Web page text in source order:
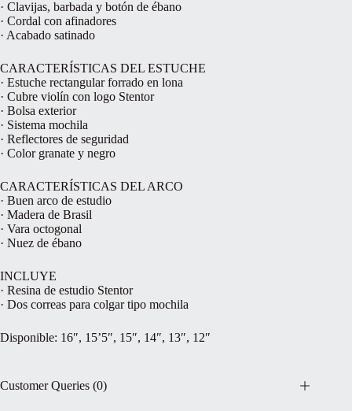
· Clavijas, barbada y botón de ébano
· Cordal con afinadores
· Acabado satinado
CARACTERÍSTICAS DEL ESTUCHE
· Estuche rectangular forrado en lona
· Cubre violín con logo Stentor
· Bolsa exterior
· Sistema mochila
· Reflectores de seguridad
· Color granate y negro
CARACTERÍSTICAS DEL ARCO
· Buen arco de estudio
· Madera de Brasil
· Vara octogonal
· Nuez de ébano
INCLUYE
· Resina de estudio Stentor
· Dos correas para colgar tipo mochila
Disponible: 16″, 15’5″, 15″, 14″, 13″, 12″
Customer Queries (0)